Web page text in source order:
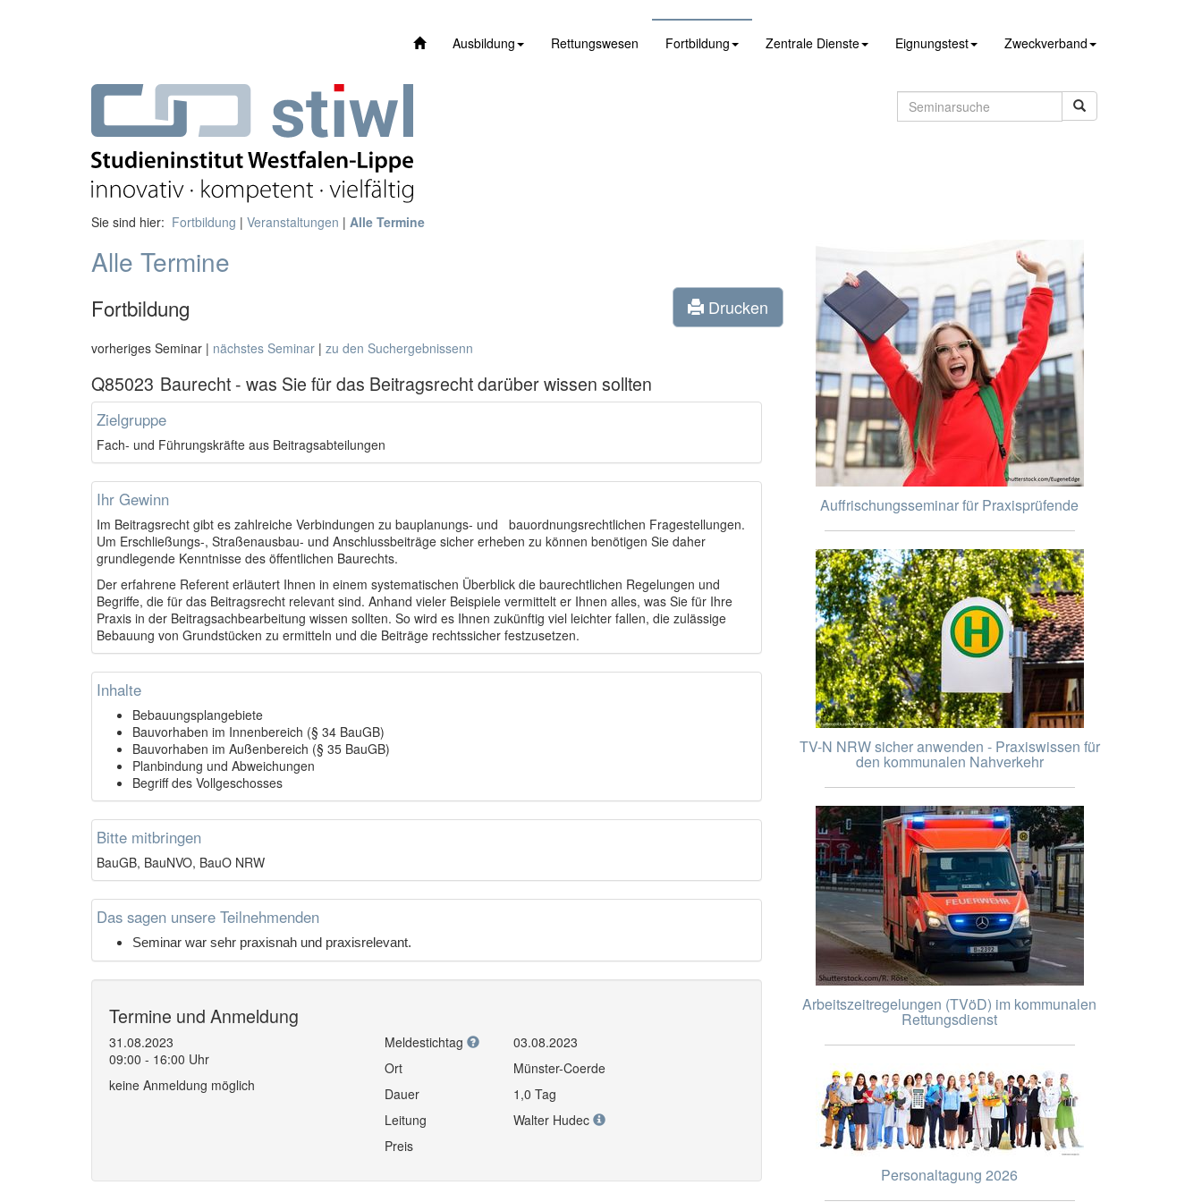
Ausbildung Rettungswesen Fortbildung Zentrale Dienste Eignungstest Zweckverband
Sie sind hier: Fortbildung | Veranstaltungen | Alle Termine
Alle Termine
Fortbildung Drucken
vorheriges Seminar | nächstes Seminar | zu den Suchergebnissenn
Q85023 Baurecht - was Sie für das Beitragsrecht darüber wissen sollten
Zielgruppe
Fach- und Führungskräfte aus Beitragsabteilungen
Ihr Gewinn
Im Beitragsrecht gibt es zahlreiche Verbindungen zu bauplanungs- und bauordnungsrechtlichen Fragestellungen.
Um Erschließungs-, Straßenausbau- und Anschlussbeiträge sicher erheben zu können benötigen Sie daher
grundlegende Kenntnisse des öffentlichen Baurechts.
Der erfahrene Referent erläutert Ihnen in einem systematischen Überblick die baurechtlichen Regelungen und
Begriffe, die für das Beitragsrecht relevant sind. Anhand vieler Beispiele vermittelt er Ihnen alles, was Sie für Ihre
Praxis in der Beitragsachbearbeitung wissen sollten. So wird es Ihnen zukünftig viel leichter fallen, die zulässige
Bebauung von Grundstücken zu ermitteln und die Beiträge rechtssicher festzusetzen.
Inhalte
Bebauungsplangebiete
Bauvorhaben im Innenbereich (§ 34 BauGB)
Bauvorhaben im Außenbereich (§ 35 BauGB)
Planbindung und Abweichungen
Begriff des Vollgeschosses
Bitte mitbringen
BauGB, BauNVO, BauO NRW
Das sagen unsere Teilnehmenden
Seminar war sehr praxisnah und praxisrelevant.
Termine und Anmeldung
31.08.2023
09:00 - 16:00 Uhr
keine Anmeldung möglich
Meldestichtag
03.08.2023
Ort
Münster-Coerde
Dauer
1,0 Tag
Leitung
Walter Hudec
Preis
Auffrischungsseminar für Praxisprüfende
TV-N NRW sicher anwenden - Praxiswissen für
den kommunalen Nahverkehr
Arbeitszeitregelungen (TVöD) im kommunalen
Rettungsdienst
Personaltagung 2026